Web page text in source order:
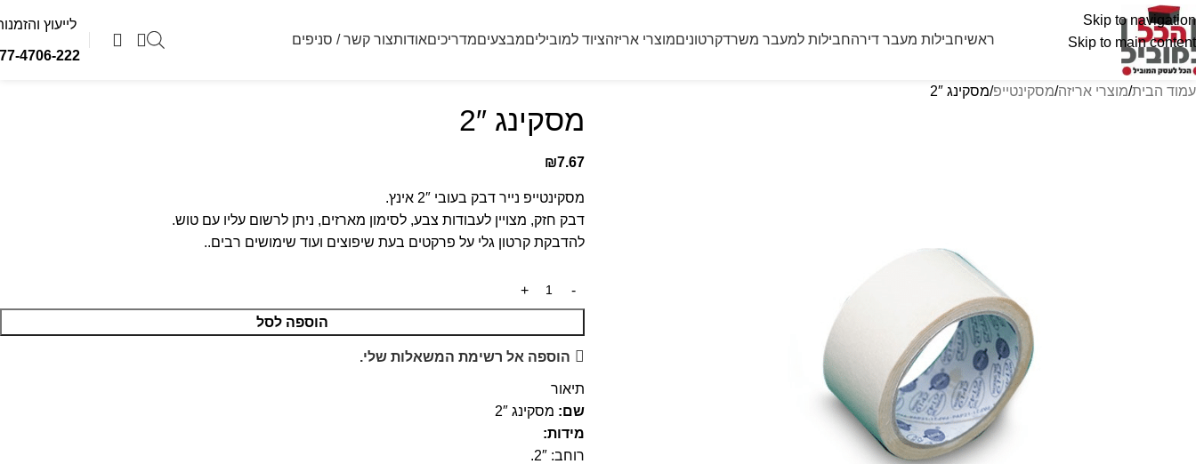
Skip to navigation
Skip to main content
ראשיחבילות מעבר דירהחבילות למעבר משרדקרטוניםמוצרי אריזהציוד למוביליםמבצעיםמדריכיםאודותצור קשר / סניפים
לייעוץ
4706-222
עמוד הבית מוצרי אריזה מסקינטייפ מסקינג 2″
מסקינג 2″
₪7.67
מסקינטייפ נייר דבק בעובי 2″ אינץ.
דבק חזק, מצויין לעבודות צבע, לסימון מארזים, ניתן לרשום עליו עם טוש.
להדבקת קרטון גלי על פרקטים בעת שיפוצים ועוד שימושים רבים..
הוספה לסל
הוספה אל רשימת המשאלות שלי.
תיאור
שם: מסקינג 2″
מידות:
רוחב: 2″.